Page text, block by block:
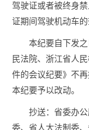
驾驶证或者被终身
证期间驾驶机动车的
本纪要自下发
民法院、浙江省人
件的会议纪要》不
本纪要予以改动。
抄送：省委办
委、省人大法制委